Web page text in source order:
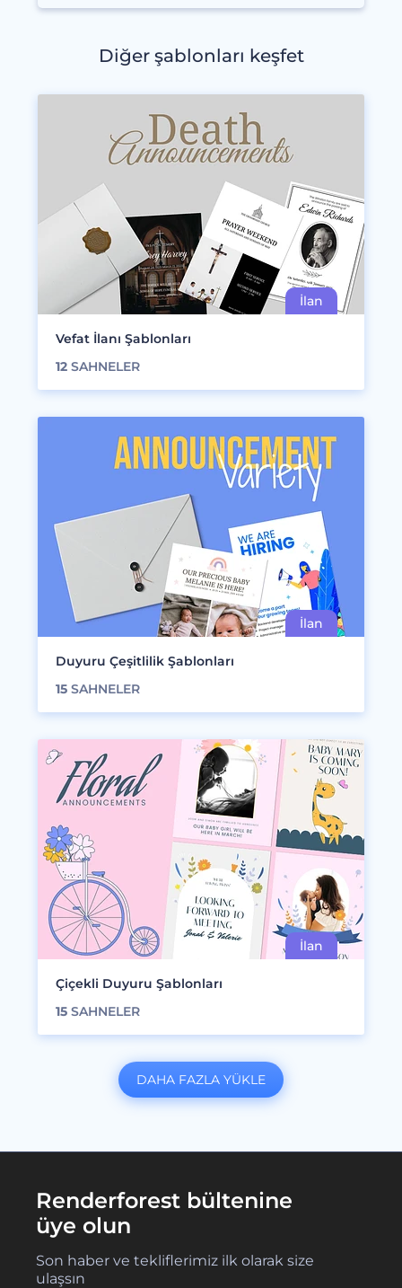
Diğer şablonları keşfet
Vefat İlanı Şablonları
12 SAHNELER
Duyuru Çeşitlilik Şablonları
15 SAHNELER
Çiçekli Duyuru Şablonları
15 SAHNELER
DAHA FAZLA YÜKLE
Renderforest bültenine
üye olun
Son haber ve tekliflerimiz ilk olarak size
ulaşsın